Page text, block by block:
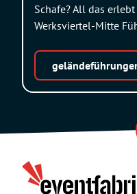
Schafe? All das
Werksviertel-Mitte